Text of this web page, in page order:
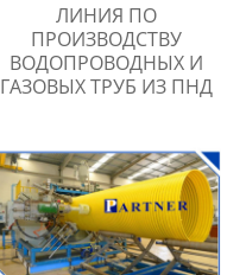
ЛИНИЯ ПО
ПРОИЗВОДСТВУ
ВОДОПРОВОДНЫХ И
ГАЗОВЫХ ТРУБ ИЗ ПНД